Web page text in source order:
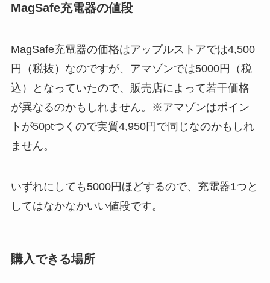
MagSafe充電器の値段
MagSafe充電器の価格はアップルストアでは4,500
円（税抜）なのですが、アマゾンでは5000円（税
込）となっていたので、販売店によって若干価格
が異なるのかもしれません。※アマゾンはポイン
トが50ptつくので実質4,950円で同じなのかもしれ
ません。
いずれにしても5000円ほどするので、充電器1つと
してはなかなかいい値段です。
購入できる場所